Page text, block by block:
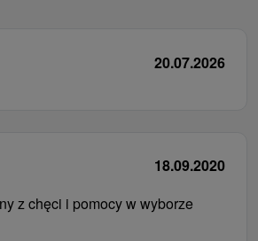
20.07.2026
18.09.2020
z chęci i pomocy w wyborze